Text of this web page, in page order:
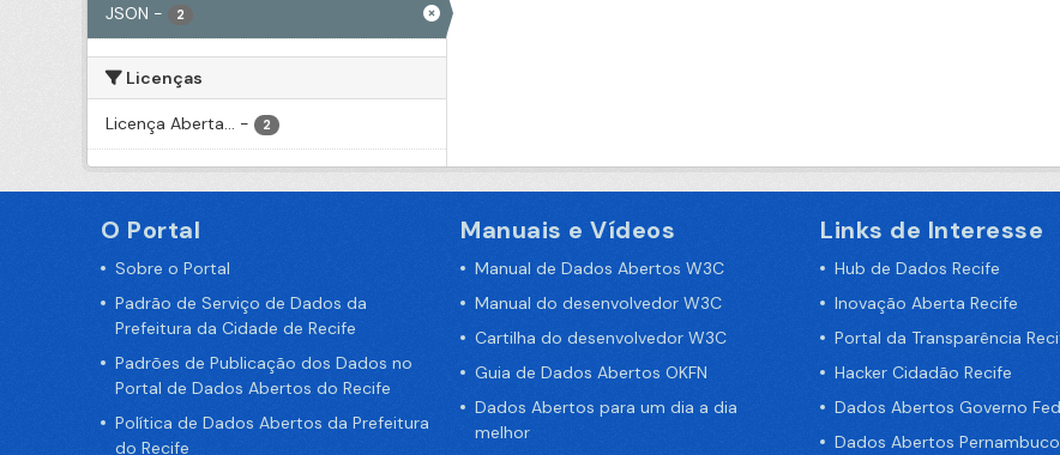
JSON - 2
Licenças
Licença Aberta... - 2
O Portal
Sobre o Portal
Padrão de Serviço de Dados da
Prefeitura da Cidade de Recife
Padrões de Publicação dos Dados no
Portal de Dados Abertos do Recife
Política de Dados Abertos da Prefeitura
do Recife
Manuais e Vídeos
Manual de Dados Abertos W3C
Manual do desenvolvedor W3C
Cartilha do desenvolvedor W3C
Guia de Dados Abertos OKFN
Dados Abertos para um dia a dia
melhor
Links de Interesse
Hub de Dados Recife
Inovação Aberta Recife
Portal da Transparência
Hacker Cidadão Recife
Dados Abertos Governo
Dados Abertos Pernambuco